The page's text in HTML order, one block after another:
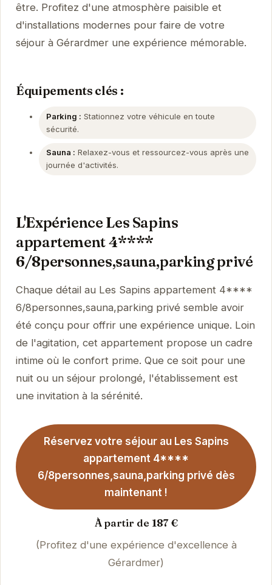
être. Profitez d'une atmosphère paisible et
d'installations modernes pour faire de votre
séjour à Gérardmer une expérience mémorable.
Équipements clés :
Parking : Stationnez votre véhicule en toute
sécurité.
Sauna : Relaxez-vous et ressourcez-vous après une
journée d'activités.
L'Expérience Les Sapins
appartement 4****
6/8personnes,sauna,parking privé
Chaque détail au Les Sapins appartement 4****
6/8personnes,sauna,parking privé semble avoir
été conçu pour offrir une expérience unique. Loin
de l'agitation, cet appartement propose un cadre
intime où le confort prime. Que ce soit pour une
nuit ou un séjour prolongé, l'établissement est
une invitation à la sérénité.
Réservez votre séjour au Les Sapins
appartement 4****
6/8personnes,sauna,parking privé dès
maintenant !
À partir de 187 €
(Profitez d'une expérience d'excellence à
Gérardmer)